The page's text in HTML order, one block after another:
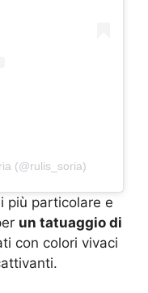
(@rulis_soria)
più particolare e
un tatuaggio di
con colori vivaci